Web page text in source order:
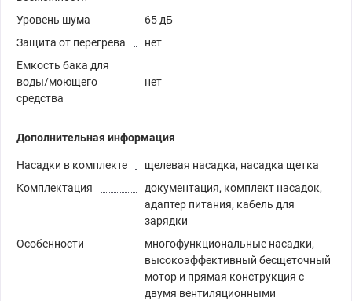
Уровень шума
65 дБ
Защита от перегрева
нет
Емкость бака для
воды/моющего
средства
нет
Дополнительная информация
Насадки в комплекте
щелевая насадка, насадка щетка
Комплектация
документация, комплект насадок,
адаптер питания, кабель для
зарядки
Особенности
многофункциональные насадки,
высокоэффективный бесщеточный
мотор и прямая конструкция с
двумя вентиляционными